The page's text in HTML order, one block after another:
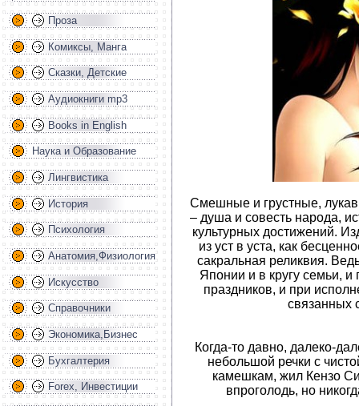
Проза
Комиксы, Манга
Сказки, Детские
Аудиокниги mp3
Books in English
Наука и Образование
Лингвистика
История
Психология
Анатомия,Физиология
Искусство
Справочники
Экономика,Бизнес
Бухгалтерия
Forex, Инвестиции
Смешные и грустные,
– душа и совесть народа,
культурных достижений.
из уст в уста, как
сакральная реликвия.
Японии и в кругу семьи,
праздников, и при
связанных
Когда-то давно, далеко-
небольшой речки с
камешкам, жил Кензо
впроголодь, но